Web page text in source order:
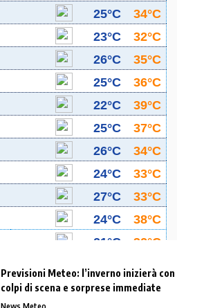
Previsioni Meteo: l’inverno inizierà con
colpi di scena e sorprese immediate